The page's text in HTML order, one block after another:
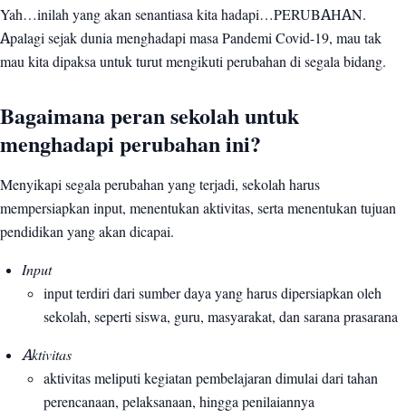
Yah…inilah yang akan senantiasa kita hadapi…PERUBAHAN.
Apalagi sejak dunia menghadapi masa Pandemi Covid-19, mau tak
mau kita dipaksa untuk turut mengikuti perubahan di segala bidang.
Bagaimana peran sekolah untuk
menghadapi perubahan ini?
Menyikapi segala perubahan yang terjadi, sekolah harus
mempersiapkan input, menentukan aktivitas, serta menentukan tujuan
pendidikan yang akan dicapai.
Input
input terdiri dari sumber daya yang harus dipersiapkan oleh
sekolah, seperti siswa, guru, masyarakat, dan sarana prasarana
Aktivitas
aktivitas meliputi kegiatan pembelajaran dimulai dari tahan
perencanaan, pelaksanaan, hingga penilaiannya